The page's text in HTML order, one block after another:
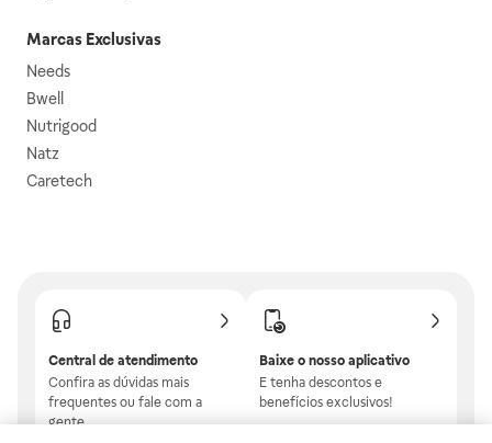
Marcas Exclusivas
Needs
Bwell
Nutrigood
Natz
Caretech
Central de atendimento
Confira as dúvidas mais
frequentes ou fale com a
gente.
Baixe o nosso aplicativo
E tenha descontos e
benefícios exclusivos!